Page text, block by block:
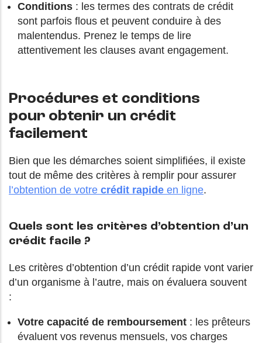
Conditions : les termes des contrats de crédit
sont parfois flous et peuvent conduire à des
malentendus. Prenez le temps de lire
attentivement les clauses avant engagement.
Procédures et conditions
pour obtenir un crédit
facilement
Bien que les démarches soient simplifiées, il existe
tout de même des critères à remplir pour assurer
l’obtention de votre crédit rapide en ligne.
Quels sont les critères d’obtention d’un
crédit facile ?
Les critères d’obtention d’un crédit rapide vont varier
d’un organisme à l’autre, mais on évaluera souvent
:
Votre capacité de remboursement : les prêteurs
évaluent vos revenus mensuels, vos charges